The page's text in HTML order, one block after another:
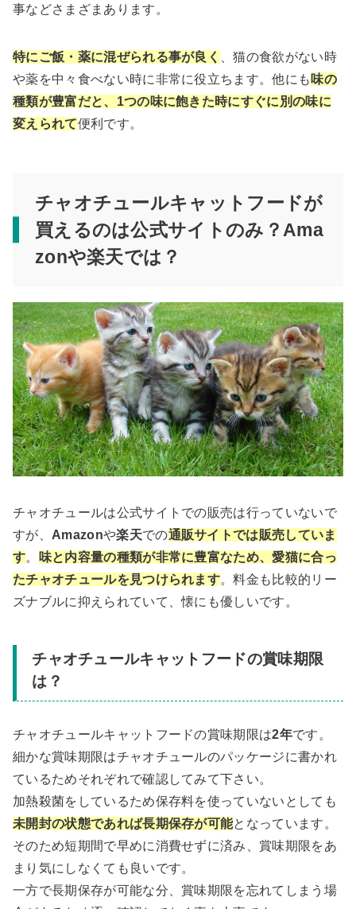
事などさまざまあります。
特にご飯・薬に混ぜられる事が良く
、猫の食欲がない時
や薬を中々食べない時に非常に役立ちます。他にも 味の
種類が豊富だと、1つの味に飽きた時にすぐに別の味に
変えられて便利です。
チャオチュールキャットフードが
買えるのは公式サイトのみ？Ama
zonや楽天では？
チャオチュールは公式サイトでの販売は行っていないで
すが、 Amazonや楽天での通販サイトでは販売していま
す。
味と内容量の種類が非常に豊富なため、愛猫に合っ
たチャオチュールを見つけられます。料金も比較的リー
ズナブルに抑えられていて、懐にも優しいです。
チャオチュールキャットフードの賞味期限
は？
チャオチュールキャットフードの賞味期限は2年です。
細かな賞味期限はチャオチュールのパッケージに書かれ
ているためそれぞれで確認してみて下さい。
加熱殺菌をしているため保存料を使っていないとしても
未開封の状態であれば長期保存が可能となっています。
そのため短期間で早めに消費せずに済み、賞味期限をあ
まり気にしなくても良いです。
一方で長期保存が可能な分、賞味期限を忘れてしまう場